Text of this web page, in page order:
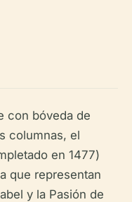
con bóveda de
columnas, el
en 1477)
que representan
y la Pasión de